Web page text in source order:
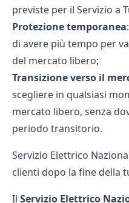
previste per il Servizio a
Protezione temporanea
di avere più tempo per
del mercato libero;
Transizione verso il
scegliere in qualsiasi
mercato libero, senza
periodo transitorio.
Servizio Elettrico
clienti dopo la fine della
Il Servizio Elettrico